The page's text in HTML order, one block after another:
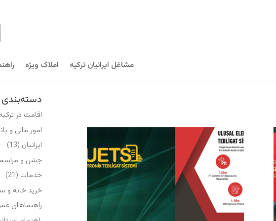
مشاغل ایرانیان ترکیه املاک ویژه
دسته‌بندی
اقامت در
امور مالی و
ایرانیان (13)
جشن و مراسم
خدمات (21)
خرید خانه و
راهنماهای